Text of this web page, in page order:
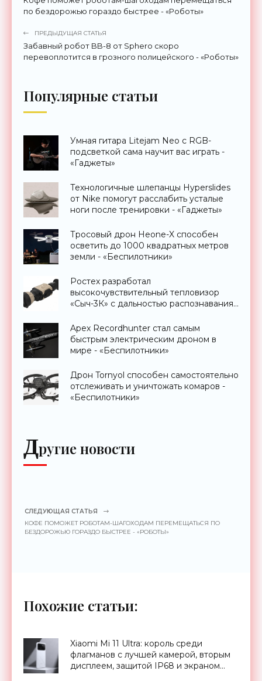
по бездорожью гораздо быстрее - «Роботы»
ПРЕДЫДУЩАЯ СТАТЬЯ
Забавный робот BB-8 от Sphero скоро
перевоплотится в грозного полицейского - «Роботы»
Популярные статьи
Умная гитара Litejam Neo с RGB-
подсветкой сама научит вас играть -
«Гаджеты»
Технологичные шлепанцы Hyperslides
от Nike помогут расслабить усталые
ноги после тренировки - «Гаджеты»
Тросовый дрон Heone-X способен
осветить до 1000 квадратных метров
земли - «Беспилотники»
Ростех разработал
высокочувствительный тепловизор
«Сыч-3К» с дальностью распознавания
Apex Recordhunter стал самым
быстрым электрическим дроном в
мире - «Беспилотники»
Дрон Tornyol способен самостоятельно
отслеживать и уничтожать комаров -
«Беспилотники»
Другие новости
СЛЕДУЮЩАЯ СТАТЬЯ
КОФЕ ПОМОЖЕТ РОБОТАМ-ШАГОХОДАМ ПЕРЕМЕЩАТЬСЯ ПО
БЕЗДОРОЖЬЮ ГОРАЗДО БЫСТРЕЕ - «РОБОТЫ»
Похожие статьи:
Xiaomi Mi 11 Ultra: король среди
флагманов с лучшей камерой, вторым
дисплеем, защитой IP68 и экраном